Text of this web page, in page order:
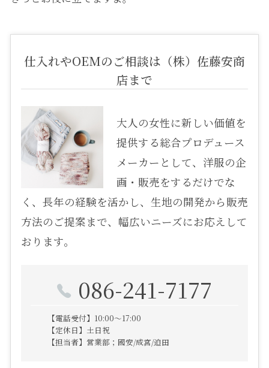
仕入れやOEMのご相談は（株）佐藤安商
店まで
大人の女性に新しい価値を
提供する総合プロデュース
メーカーとして、洋服の企
画・販売をするだけでな
く、長年の経験を活かし、生地の開発から販売
方法のご提案まで、幅広いニーズにお応えして
おります。
086-241-7177
【電話受付】10:00～17:00
【定休日】土日祝
【担当者】営業部；國安/成宮/迫田